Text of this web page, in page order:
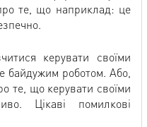
те, що наприклад: це
керувати своїми
байдужим роботом. Або,
те, що керувати своїми
Цікаві помилкові